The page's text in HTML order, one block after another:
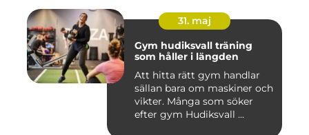
31. maj
Gym hudiksvall träning
som håller i längden
Att hitta rätt gym handlar
sällan bara om maskiner och
vikter. Många som söker
efter gym Hudiksvall ...